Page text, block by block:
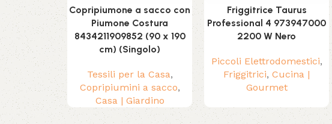
Copripiumone a sacco con
Piumone Costura
8434211909852 (90 x 190
cm) (Singolo)
Tessili per la Casa,
Copripiumini a sacco,
Casa | Giardino
Friggitrice Taurus
Professional 4 973947000
2200 W Nero
Piccoli Elettrodomestici,
Friggitrici, Cucina |
Gourmet